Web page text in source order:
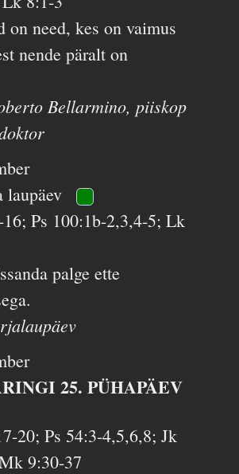
on need, kes on vaimus
nende päralt on
Bellarmino, piiskop
laupäev
Ps 100:1b-2,3,4-5; Lk
palge ette
25. PÜHAPÄEV
20; Ps 54:3-4,5,6,8; Jk
9:30-37